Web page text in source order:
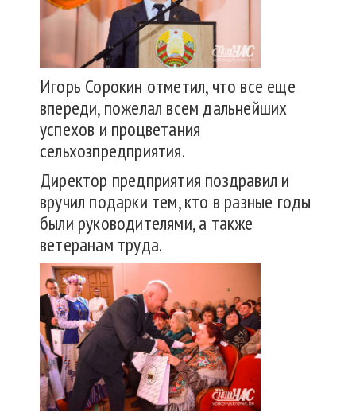
Игорь Сорокин отметил, что все еще
впереди, пожелал всем дальнейших
успехов и процветания
сельхозпредприятия.
Директор предприятия поздравил и
вручил подарки тем, кто в разные годы
были руководителями, а также
ветеранам труда.